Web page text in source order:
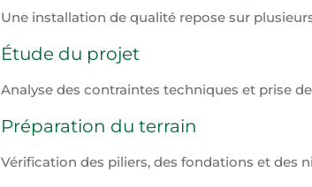
Une installation de qualité repose sur
Étude du projet
Analyse des contraintes techniques et prise
Préparation du terrain
Vérification des piliers, des fondations et des